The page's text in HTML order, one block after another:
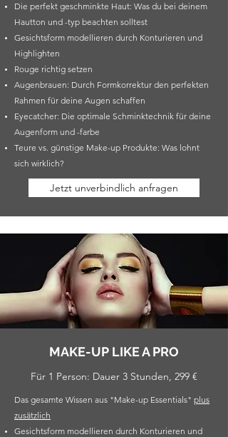
Die perfekt geschminkte Haut: Was du bei deinem
Hautton und -typ beachten solltest
Gesichtsform modellieren durch Konturieren und
Highlighten
Rouge richtig setzen
Augenbrauen: Durch Formkorrektur den perfekten
Rahmen für deine Augen schaffen
Eyecatcher: Die optimale Schminktechnik für deine
Augenform und -farbe
Teure vs. günstige Make-up Produkte: Was lohnt
sich wirklich?
Jetzt unverbindlich anfragen
MAKE-UP LIKE A PRO
Für 1 Person: Dauer 3 Stunden, 299 €
Das gesamte Wissen aus "Make-up Essentials" plus
zusätzlich
Gesichtsform modellieren durch Konturieren und